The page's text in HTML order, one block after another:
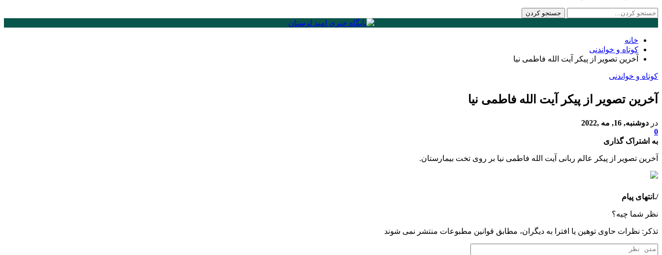
خانه
کوتاه و خواندنی
آخرین تصویر از پیکر آیت الله فاطمی نیا
کوتاه و خواندنی
آخرین تصویر از پیکر آیت الله فاطمی نیا
در دوشنبه, 16, مه ,2022
0
به اشتراک گذاری
آخرین تصویر از پیکر عالم ربانی آیت الله فاطمی نیا بر روی تخت بیمارستان.
/.انتهای پیام
نظر شما چیه؟
تذكر: نظرات حاوی توهين يا افترا به ديگران، مطابق قوانين مطبوعات منتشر نمی شوند